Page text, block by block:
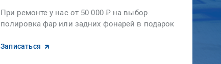
При ремонте у нас от 50 000 ₽ на выбор
полировка фар или задних фонарей в подарок
Записаться